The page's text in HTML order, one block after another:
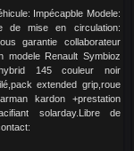
Impécapble Modele:
de mise en circulation:
garantie collaborateur
modele Renault Symbioz
145 couleur noir
extended grip,roue
kardon +prestation
solarday.Libre de